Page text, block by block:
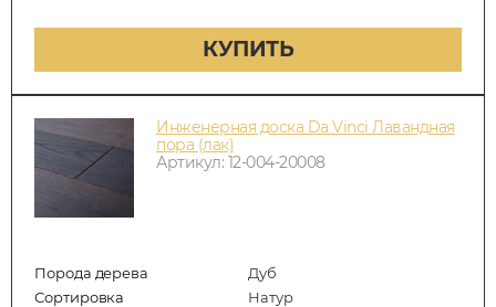
КУПИТЬ
Инженерная доска Da Vinci Лавандная
пора (лак)
Артикул: 12-004-20008
Порода дерева
Дуб
Сортировка
Натур